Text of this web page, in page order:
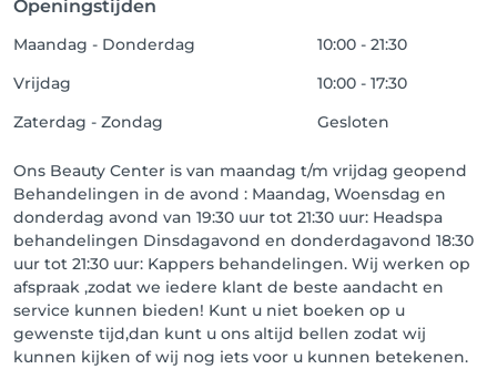
Openingstijden
Maandag - Donderdag
10:00 - 21:30
Vrijdag
10:00 - 17:30
Zaterdag - Zondag
Gesloten
Ons Beauty Center is van maandag t/m vrijdag geopend
Behandelingen in de avond : Maandag, Woensdag en
donderdag avond van 19:30 uur tot 21:30 uur: Headspa
behandelingen Dinsdagavond en donderdagavond 18:30
uur tot 21:30 uur: Kappers behandelingen. Wij werken op
afspraak ,zodat we iedere klant de beste aandacht en
service kunnen bieden! Kunt u niet boeken op u
gewenste tijd,dan kunt u ons altijd bellen zodat wij
kunnen kijken of wij nog iets voor u kunnen betekenen.